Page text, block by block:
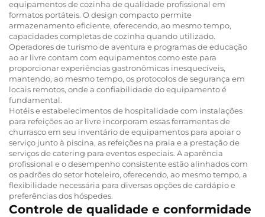
equipamentos de cozinha de qualidade profissional em
formatos portáteis. O design compacto permite
armazenamento eficiente, oferecendo, ao mesmo tempo,
capacidades completas de cozinha quando utilizado.
Operadores de turismo de aventura e programas de educação
ao ar livre contam com equipamentos como este para
proporcionar experiências gastronômicas inesquecíveis,
mantendo, ao mesmo tempo, os protocolos de segurança em
locais remotos, onde a confiabilidade do equipamento é
fundamental.
Hotéis e estabelecimentos de hospitalidade com instalações
para refeições ao ar livre incorporam essas ferramentas de
churrasco em seu inventário de equipamentos para apoiar o
serviço junto à piscina, as refeições na praia e a prestação de
serviços de catering para eventos especiais. A aparência
profissional e o desempenho consistente estão alinhados com
os padrões do setor hoteleiro, oferecendo, ao mesmo tempo, a
flexibilidade necessária para diversas opções de cardápio e
preferências dos hóspedes.
Controle de qualidade e conformidade